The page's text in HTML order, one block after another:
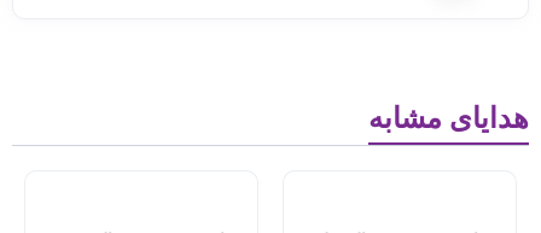
هدایای مشابه